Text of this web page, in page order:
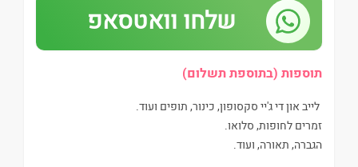
שלחו וואטסאפ
תוספות (בתוספת תשלום)
לייב און די ג'יי סקסופון, כינור, תופים ועוד.
זמרים לחופות, סלואו.
הגברה, תאורה, ועוד.